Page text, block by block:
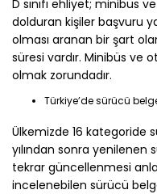
D sınıfı ehliyet; minibüs
dolduran kişiler başvuru
olması aranan bir şart
süresi vardır. Minibüs ve
olmak zorundadır.
Türkiye’de sürücü
Ülkemizde 16 kategoride
yılından sonra yenilenen
tekrar güncellenmesi
incelenebilen sürücü